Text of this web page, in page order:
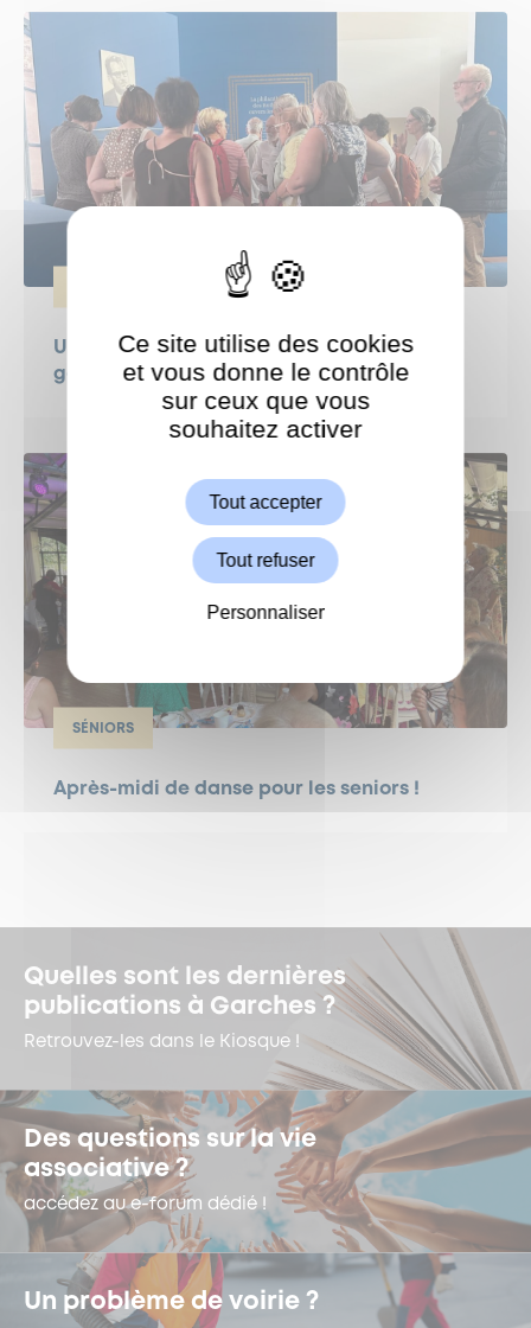
Une sortie culturelle pour les seniors
garchois
SÉNIORS
Après-midi de danse pour les seniors !
Quelles sont les dernières
publications à Garches ?
Retrouvez-les dans le Kiosque !
Des questions sur la vie
associative ?
accédez au e-forum dédié !
Un problème de voirie ?
ShareThis est désactivé.
Ce site utilise des cookies
et vous donne le contrôle
sur ceux que vous
souhaitez activer
Tout accepter
Tout refuser
Personnaliser